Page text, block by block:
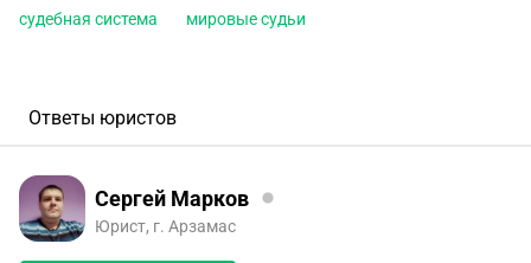
судебная система мировые судьи
Ответы юристов
Сергей Марков
Юрист, г. Арзамас